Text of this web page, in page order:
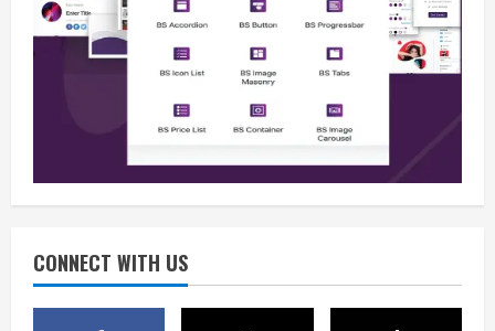
CONNECT WITH US
Berita
BMP Kecam Aksi KNPB, Serukan
Persatuan Demi Papua yang Kondusif
August 6, 2026
3
Perang Algoritma AI Makin Kompleks,
Digital